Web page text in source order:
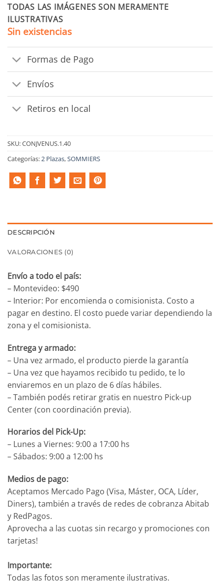
TODAS LAS IMÁGENES SON MERAMENTE
ILUSTRATIVAS
Sin existencias
Formas de Pago
Envíos
Retiros en local
SKU:CONJVENUS.1.40
Categorías:2 Plazas,SOMMIERS
DESCRIPCIÓN
VALORACIONES (0)
Envío a todo el país:
– Montevideo: $490
– Interior: Por encomienda o comisionista. Costo a
pagar en destino. El costo puede variar dependiendo la
zona y el comisionista.
Entrega y armado:
– Una vez armado, el producto pierde la garantía
– Una vez que hayamos recibido tu pedido, te lo
enviaremos en un plazo de 6 días hábiles.
– También podés retirar gratis en nuestro Pick-up
Center (con coordinación previa).
Horarios del Pick-Up:
– Lunes a Viernes: 9:00 a 17:00 hs
– Sábados: 9:00 a 12:00 hs
Medios de pago:
Aceptamos Mercado Pago (Visa, Máster, OCA, Líder,
Diners), también a través de redes de cobranza Abitab
y RedPagos.
Aprovecha a las cuotas sin recargo y promociones con
tarjetas!
Importante:
Todas las fotos son meramente ilustrativas.